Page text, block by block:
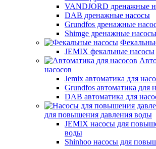
VANDJORD дренажные
DAB дренажные насосы
Grundfos дренажные
Shimge дренажные насосы
JEMIX фекальные насосы
насосов
Jemix автоматика для
Grundfos автоматика для
DAB автоматика для
для повышения давления воды
JEMIX насосы для
воды
Shinhoo насосы для